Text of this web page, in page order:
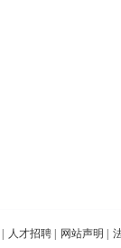
人才招聘 网站声明